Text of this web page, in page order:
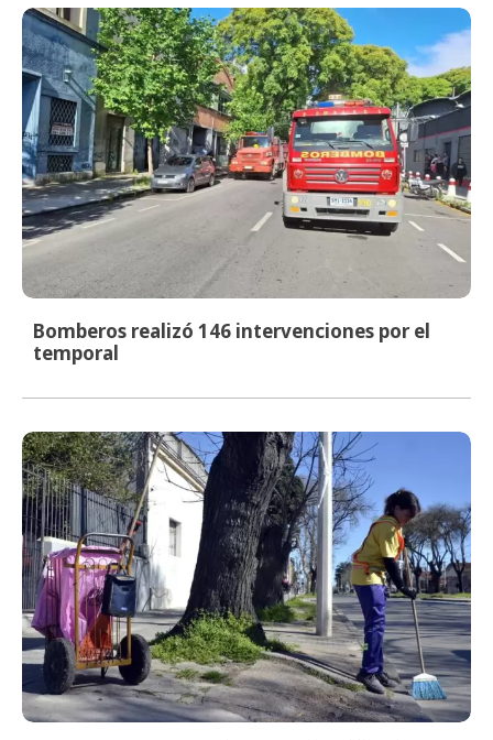
Bomberos realizó 146 intervenciones por el
temporal